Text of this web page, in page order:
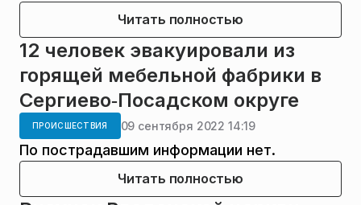
Читать полностью
12 человек эвакуировали из
горящей мебельной фабрики в
Сергиево‑Посадском округе
ПРОИСШЕСТВИЯ 09 сентября 2022 14:19
По пострадавшим информации нет.
Читать полностью